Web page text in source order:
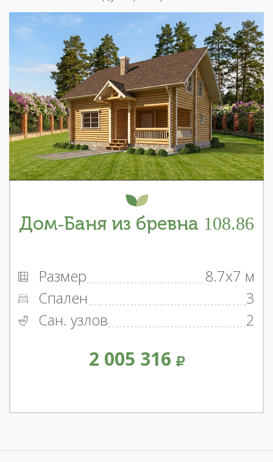
Дом-Баня из бревна 108.86
Размер
8.7x7 м
Спален
3
Сан. узлов
2
2 005 316